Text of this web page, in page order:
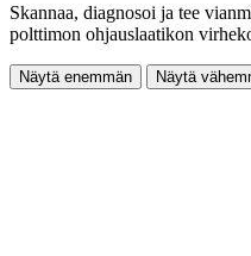
Skannaa, diagnosoi ja tee
polttimon ohjauslaatikon
Näytä enemmän Näytä